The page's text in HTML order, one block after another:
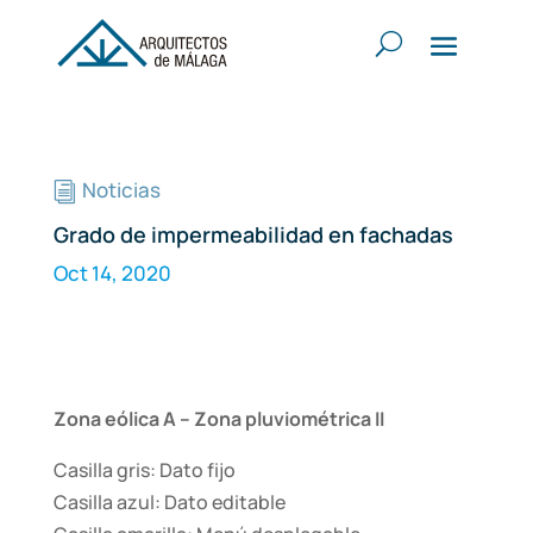
i Noticias
Grado de impermeabilidad en fachadas
Oct 14, 2020
Zona eólica A – Zona pluviométrica II
Casilla gris: Dato fijo
Casilla azul: Dato editable